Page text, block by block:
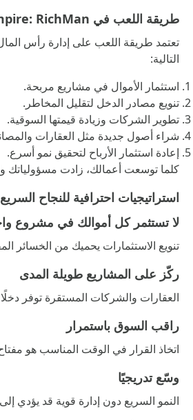
طريقة اللعب في Business Empire: RichMan
تعتمد طريقة اللعب على إدارة رأس
التالية:
استثمار الأموال في مشاريع مربحة.
تنويع مصادر الدخل لتقليل المخاطر.
تطوير الشركات وزيادة قيمتها السوقية.
شراء أصول جديدة مثل العقارات
إعادة استثمار الأرباح لتحقيق نمو أسرع.
كلما توسعت أعمالك، زادت مسؤولياتك
استراتيجيات احترافية للنجاح السريع
لا تستثمر كل أموالك في مشروع
تنويع الاستثمارات يحميك من الخسائر
ركّز على المشاريع طويلة المدى
العقارات والشركات المستقرة توفر دخلًا
راقب السوق باستمرار
اتخاذ القرار في الوقت المناسب هو
وسّع تدريجيًا
النمو السريع دون إدارة قوية قد يؤدي إلى